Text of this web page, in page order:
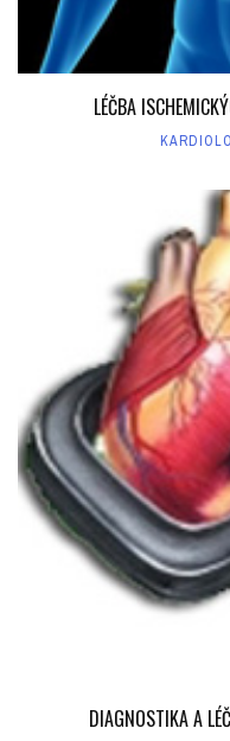
LÉČBA
DIAGNOSTIKA A